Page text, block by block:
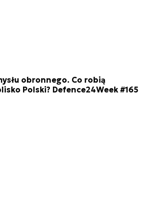
obronnego. Co robią
Polski? Defence24Week #165